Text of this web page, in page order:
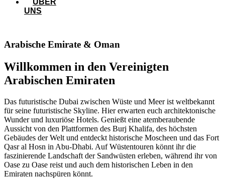
ÜBER
UNS
Arabische Emirate & Oman
Willkommen in den Vereinigten
Arabischen Emiraten
Das futuristische Dubai zwischen Wüste und Meer ist weltbekannt
für seine futuristische Skyline. Hier erwarten euch architektonische
Wunder und luxuriöse Hotels. Genießt eine atemberaubende
Aussicht von den Plattformen des Burj Khalifa, des höchsten
Gebäudes der Welt und entdeckt historische Moscheen und das Fort
Qasr al Hosn in Abu-Dhabi. Auf Wüstentouren könnt ihr die
faszinierende Landschaft der Sandwüsten erleben, während ihr von
Oase zu Oase reist und auch dem historischen Leben in den
Emiraten nachspüren könnt.